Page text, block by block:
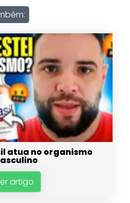
atua no organismo
artigo